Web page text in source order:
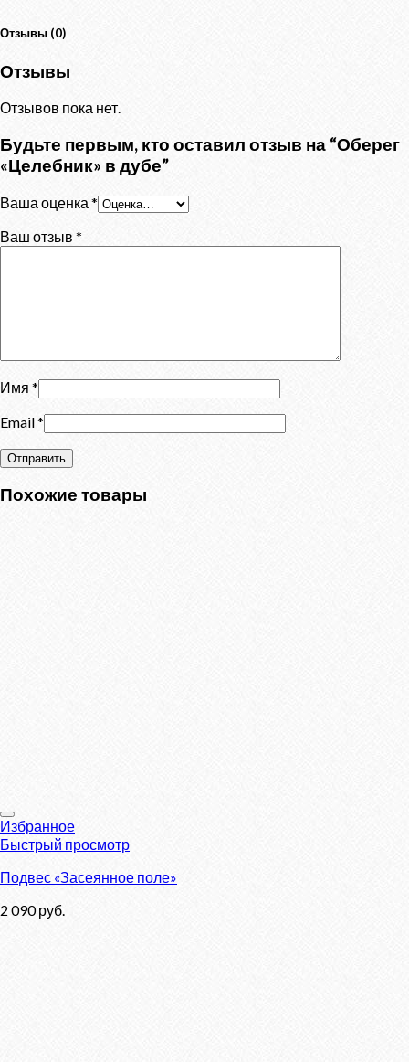
Отзывы (0)
Отзывы
Отзывов пока нет.
Будьте первым, кто оставил отзыв на “Оберег
«Целебник» в дубе”
Ваша оценка *
Ваш отзыв *
Имя *
Email*
Похожие товары
Избранное
Быстрый просмотр
Подвес «Засеянное поле»
2 090руб.